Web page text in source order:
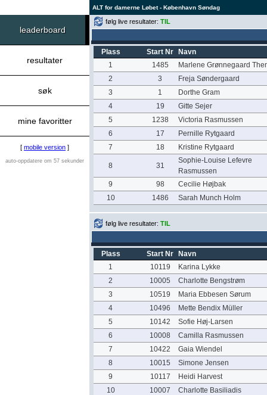
ALT for damerne Løbet - København Søndag
leaderboard
resultater
søk
mine favoritter
[ mobile version ]
auto-oppdatere om 57 sekunder
følg live resultater: TIL
Plass Start Nr
Navn
1
1485
Marlene Grønnegaard
2
3
Freja Søndergaard
3
1
Dorthe Gram
4
19
Gitte Sejer
5
1238
Victoria Rasmussen
6
17
Pernille Rytgaard
7
18 Kristine Rytgaard
8 31
Sophie-Louise Lefevre
Rasmussen
9
98
Cecilie Højbak
10
1486 Sarah Munch Holm
følg live resultater: TIL
Plass Start Nr
Navn
1
10119
Karina Lykke
2
10005
Charlotte Bengstrøm
3
10519
Maria Ebbesen Sørum
4
10496
Mette Bendix Müller
5
10142
Sofie Høj-Larsen
6
10008
Camilla Rasmussen
7
10422
Gaia Wiendel
8
10015
Simone Jensen
9
10117
Heidi Harvest
10
10007 Charlotte Basiliadis